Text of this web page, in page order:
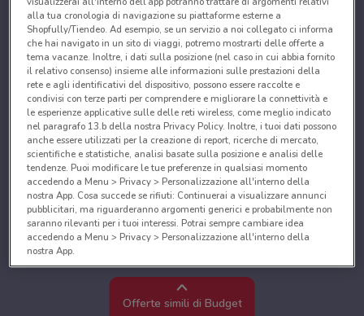
Offerte simili di Budget
alla tua cronologia di navigazione su piattaforme esterne a
Shopfully/Tiendeo. Ad esempio, se un servizio a noi collegato ci informa
che hai navigato in un sito di viaggi, potremo mostrarti delle offerte a
tema vacanze. Inoltre, i dati sulla posizione (nel caso in cui abbia fornito
il relativo consenso) insieme alle informazioni sulle prestazioni della
rete e agli identificativi del dispositivo, possono essere raccolte e
condivisi con terze parti per comprendere e migliorare la connettività e
le esperienze applicative sulle delle reti wireless, come meglio indicato
nel paragrafo 13.b della nostra Privacy Policy. Inoltre, i tuoi dati possono
anche essere utilizzati per la creazione di report, ricerche di mercato,
scientifiche e statistiche, analisi basate sulla posizione e analisi delle
tendenze. Puoi modificare le tue preferenze in qualsiasi momento
accedendo a Menu > Privacy > Personalizzazione all'interno della
nostra App. Cosa succede se rifiuti: Continuerai a visualizzare annunci
pubblicitari, ma riguarderanno argomenti generici e probabilmente non
saranno rilevanti per i tuoi interessi. Potrai sempre cambiare idea
accedendo a Menu > Privacy > Personalizzazione all'interno della
nostra App.
Noi e i nostri partner trattiamo i dati per fornire:
Utilizzare dati di geolocalizzazione precisi. Scansione attiva delle
caratteristiche del dispositivo ai fini dell’identificazione. Archiviare